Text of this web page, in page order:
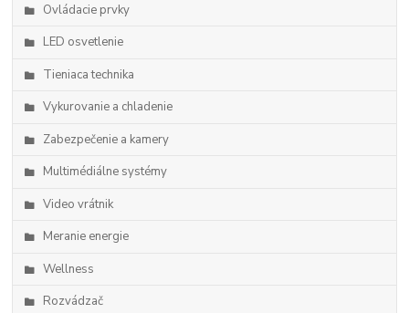
Ovládacie prvky
LED osvetlenie
Tieniaca technika
Vykurovanie a chladenie
Zabezpečenie a kamery
Multimédiálne systémy
Video vrátnik
Meranie energie
Wellness
Rozvádzač